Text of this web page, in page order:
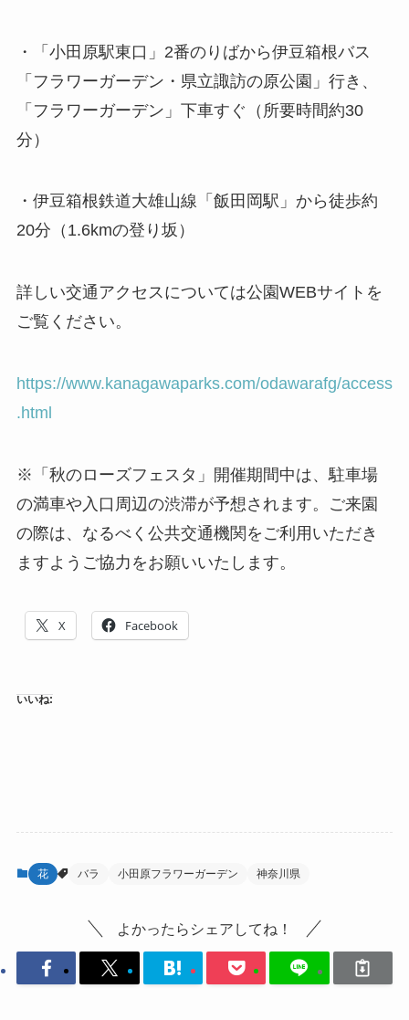
・「小田原駅東口」2番のりばから伊豆箱根バス
「フラワーガーデン・県立諏訪の原公園」行き、
「フラワーガーデン」下車すぐ（所要時間約30
分）
・伊豆箱根鉄道大雄山線「飯田岡駅」から徒歩約
20分（1.6kmの登り坂）
詳しい交通アクセスについては公園WEBサイトを
ご覧ください。
https://www.kanagawaparks.com/odawarafg/access
.html
※「秋のローズフェスタ」開催期間中は、駐車場
の満車や入口周辺の渋滞が予想されます。ご来園
の際は、なるべく公共交通機関をご利用いただき
ますようご協力をお願いいたします。
X Facebook
いいね:
花 バラ 小田原フラワーガーデン 神奈川県
よかったらシェアしてね！